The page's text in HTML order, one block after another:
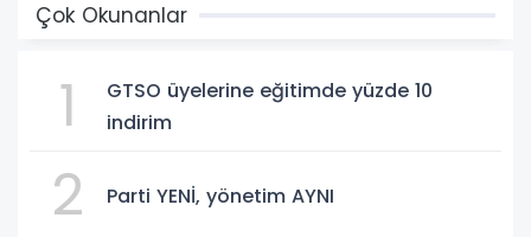
Çok Okunanlar
1
GTSO üyelerine eğitimde yüzde 10
indirim
2 Parti YENİ, yönetim AYNI